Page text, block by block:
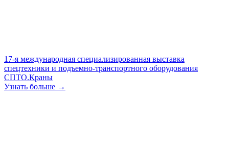
17-я международная специализированная выставка
спецтехники и подъемно-транспортного оборудования
СПТО.Краны
Узнать больше →